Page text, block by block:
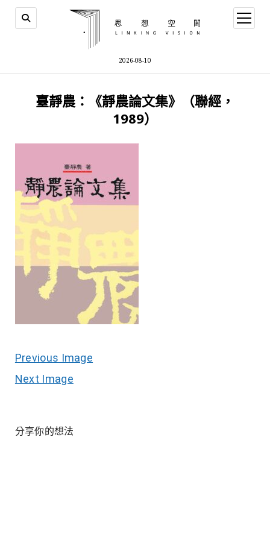
2026-08-10
open
menu
臺靜農：《靜農論文集》（聯經，
1989）
Previous Image
Next Image
分享你的想法